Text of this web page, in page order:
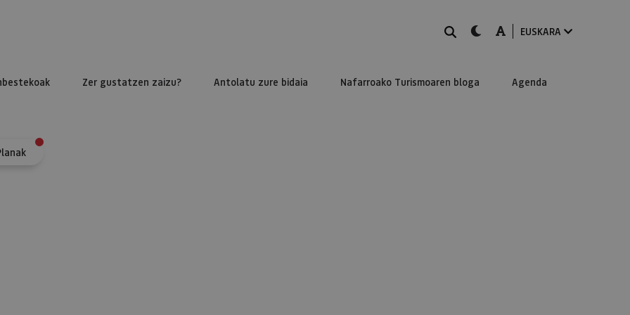
BILATUdark-mode
A-modeEUSKARA
Zer gustatzen zaizu? Antolatu zure bidaia Nafarroako Turismoaren bloga Agenda